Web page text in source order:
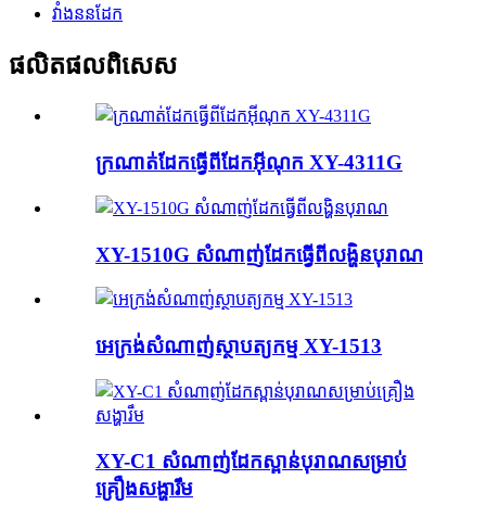
វាំងននដែក
ផលិតផល​ពិសេស
ក្រណាត់ដែកធ្វើពីដែកអ៊ីណុក XY-4311G
XY-1510G សំណាញ់ដែកធ្វើពីលង្ហិនបុរាណ
អេក្រង់សំណាញ់ស្ថាបត្យកម្ម XY-1513
XY-C1 សំណាញ់ដែកស្ពាន់បុរាណសម្រាប់
គ្រឿងសង្ហារឹម